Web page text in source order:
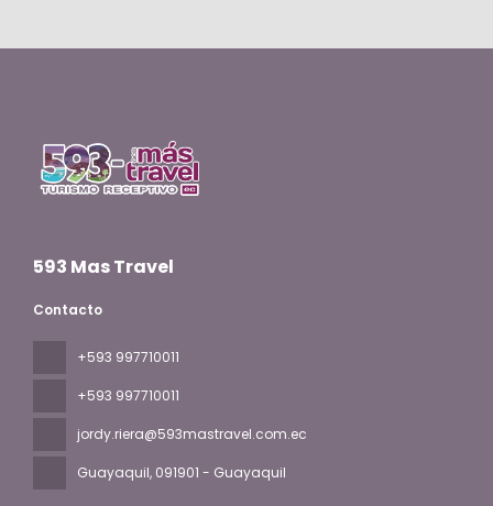
593 Mas Travel
Contacto
+593 997710011
+593 997710011
jordy.riera@593mastravel.com.ec
Guayaquil, 091901 - Guayaquil